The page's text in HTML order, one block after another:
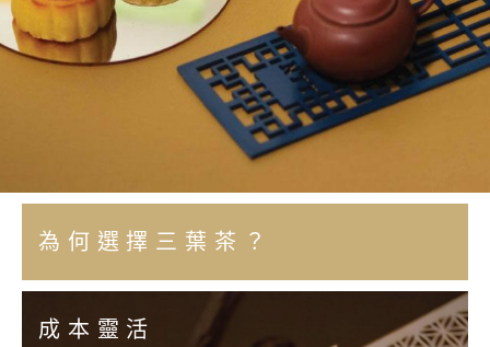
為何選擇三葉茶？
成本靈活